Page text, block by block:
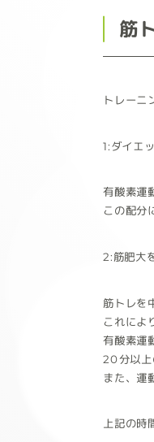
筋
トレーニ
1:ダイエ
有酸素運
この配分
2:筋肥大
筋トレを
これによ
有酸素運
20分以上
また、運
上記の時